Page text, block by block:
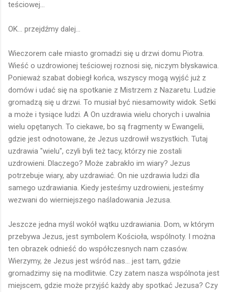
teściowej...
OK... przejdźmy dalej...
Wieczorem całe miasto gromadzi się u drzwi domu Piotra.
Wieść o uzdrowionej teściowej roznosi się, niczym błyskawica.
Ponieważ szabat dobiegł końca, wszyscy mogą wyjść już z
domów i udać się na spotkanie z Mistrzem z Nazaretu. Ludzie
gromadzą się u drzwi. To musiał być niesamowity widok. Setki
a może i tysiące ludzi. A On uzdrawia wielu chorych i uwalnia
wielu opętanych. To ciekawe, bo są fragmenty w Ewangelii,
gdzie jest odnotowane, że Jezus uzdrowił wszystkich. Tutaj
uzdrawia "wielu", czyli byli też tacy, którzy nie zostali
uzdrowieni. Dlaczego? Może zabrakło im wiary? Jezus
potrzebuje wiary, aby uzdrawiać. On nie uzdrawia ludzi dla
samego uzdrawiania. Kiedy jesteśmy uzdrowieni, jesteśmy
wezwani do wierniejszego naśladowania Jezusa.
Jeszcze jedna myśl wokół wątku uzdrawiania. Dom, w którym
przebywa Jezus, jest symbolem Kościoła, wspólnoty. I można
ten obrazek odnieść do współczesnych nam czasów.
Wierzymy, że Jezus jest wśród nas... jest tam, gdzie
gromadzimy się na modlitwie. Czy zatem nasza wspólnota jest
miejscem, gdzie może przyjść każdy aby spotkać Jezusa? Czy